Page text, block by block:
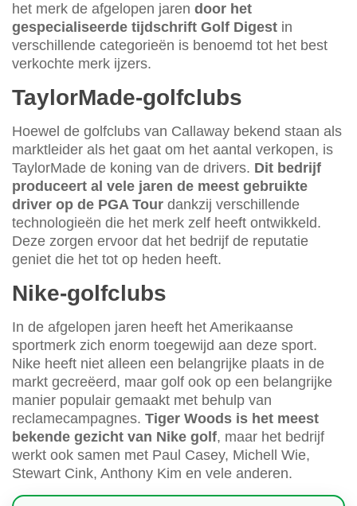
het merk de afgelopen jaren door het
gespecialiseerde tijdschrift Golf Digest in
verschillende categorieën is benoemd tot het best
verkochte merk ijzers.
TaylorMade-golfclubs
Hoewel de golfclubs van Callaway bekend staan als
marktleider als het gaat om het aantal verkopen, is
TaylorMade de koning van de drivers. Dit bedrijf
produceert al vele jaren de meest gebruikte
driver op de PGA Tour dankzij verschillende
technologieën die het merk zelf heeft ontwikkeld.
Deze zorgen ervoor dat het bedrijf de reputatie
geniet die het tot op heden heeft.
Nike-golfclubs
In de afgelopen jaren heeft het Amerikaanse
sportmerk zich enorm toegewijd aan deze sport.
Nike heeft niet alleen een belangrijke plaats in de
markt gecreëerd, maar golf ook op een belangrijke
manier populair gemaakt met behulp van
reclamecampagnes. Tiger Woods is het meest
bekende gezicht van Nike golf, maar het bedrijf
werkt ook samen met Paul Casey, Michell Wie,
Stewart Cink, Anthony Kim en vele anderen.